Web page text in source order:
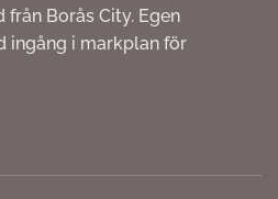
från Borås City. Egen
ingång i markplan för